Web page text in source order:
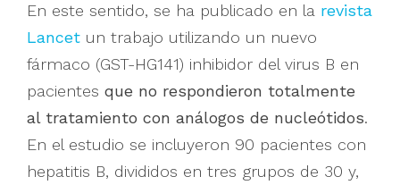
En este sentido, se ha publicado en la revista
Lancet un trabajo utilizando un nuevo
fármaco (GST-HG141) inhibidor del virus B en
pacientes que no respondieron totalmente
al tratamiento con análogos de nucleótidos.
En el estudio se incluyeron 90 pacientes con
hepatitis B, divididos en tres grupos de 30 y,